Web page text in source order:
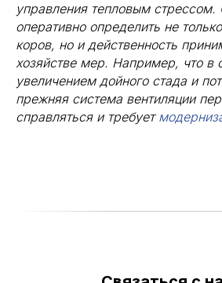
управления тепловым
оперативно определить не
коров, но и действенность
хозяйстве мер. Например, что в
увеличением дойного стада и
прежняя система вентиляции
справляться и требует